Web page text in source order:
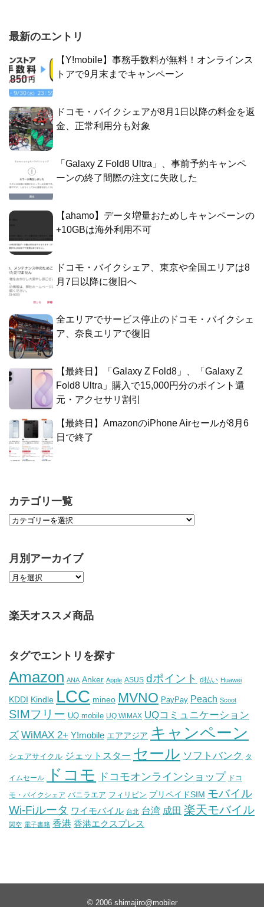
最新のエントリ
【Y!mobile】事務手数料が無料！オンラインス
トアで9月末までキャンペーン
ドコモ・バイクシェアが8月1日以降の料金を返
金、正常利用分も対象
「Galaxy Z Fold8 Ultra」、事前予約キャンペ
ーンの終了間際の注文に失敗した
【ahamo】データ増量おためしキャンペーンの
+10GBは海外利用不可
ドコモ・バイクシェア、東京や全国エリアは8
月7日以降に復旧へ
全エリアでサービス停止のドコモ・バイクシェ
ア、奈良エリアで復旧
【最終日】「Galaxy Z Fold8」、「Galaxy Z
Fold8 Ultra」購入で15,000円分のポイント還
元・アクセサリ割引
【最終日】AmazonのiPhone Airセールが8月6
日で終了
カテゴリ一覧
月別アーカイブ
楽天オススメ商品
タグでエントリを探す
Amazon ANA Anker Apple ASUS dポイント d払い Huawei
KDDI Kindle LCC mineo MVNO PayPay Peach Scoot
SIMフリー UQ mobile UQ WiMAX UQコミュニケーション
ズ WiMAX 2+ Y!mobile エアアジア キャンペーン
シェアサイクル ジェットスター セール ソフトバンク タ
イムセール ドコモ ドコモオンラインショップ ドコ
モ・バイクシェア バニラエア フィリピン プリペイドSIM モバイル
Wi-Fiルータ ワイモバイル 台北 台湾 成田 楽天モバイル
関空 電子書籍 香港 香港エクスプレス
© 2006 shimajiro@mobiler